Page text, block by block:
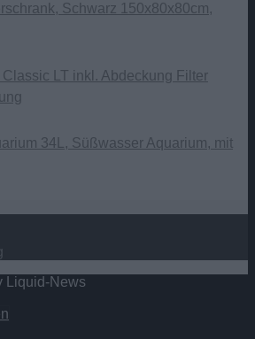
Schwarz 150x80x80cm,
LT inkl. Abdeckung Filter
34L, Süßwasser Aquarium, mit
Liquid-News